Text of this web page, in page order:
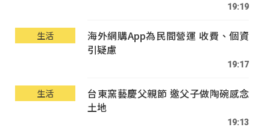
19:19
生活
海外網購App為民間營運 收費、個資
引疑慮
19:17
生活
台東窯藝慶父親節 邀父子做陶碗感念
土地
19:13